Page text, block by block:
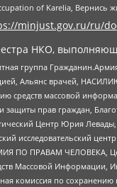
of Karelia, Вернись
minjust.gov.ru/ru/
НКО,
группа
Альянс врачей,
средств массовой
защиты прав граждан,
Центр Юрия
исследовательский
ПО ПРАВАМ ЧЕЛОВЕКА,
Массовой Информации,
комиссия по